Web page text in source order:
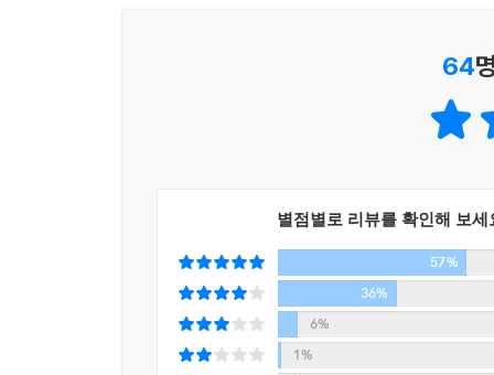
어린 시절 추억을 거닐며 진한 향수에 빠져보는 [
이역만리 타국에서 한국의 매력에 빠져 멍석을
찾아다녔지만, 정작 직접 한국 음식을 만들겠다는
아직 이방인의 티를 모두 벗어버리지 못한 내게
김수미 선생님의 가르침을 통해 나는 그동안 다
제2의 조국에서 만난 또 다른 어머니, 김수미 선
“수미 쌤! Thank you!”
- 미카엘 아쉬미노프 (셰프)
64
별점별로 리뷰를 확인해 보세
57%
36%
6%
1%